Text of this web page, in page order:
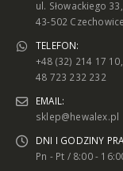
ul. Słowackiego 33,
43-502
TELEFON:
+48 (32) 214 17 10,
48 723 232 232
EMAIL:
sklep@hewalex.pl
DNI I GODZINY
Pn - Pt / 8:00 -